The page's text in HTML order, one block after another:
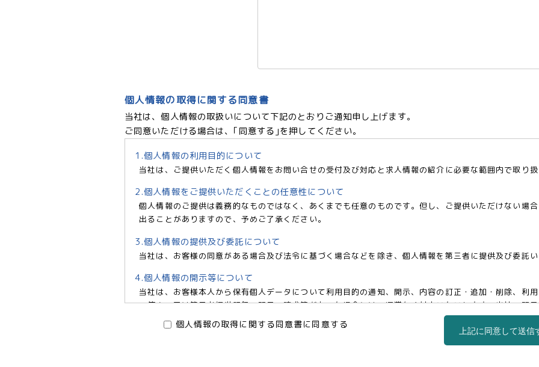
個人情報の取得に関する同意書
当社は、個人情報の取扱いについて下記のとおりご通知申し上げます。
ご同意いただける場合は、｢同意する｣を押してください。
1.個人情報の利用目的について
当社は、ご提供いただく個人情報をお問い合せの受付及び対応と求人情報の紹介に必要な範囲内で取り
2.個人情報をご提供いただくことの任意性について
個人情報のご提供は義務的なものではなく、あくまでも任意のものです。但し、ご提供いただけない場
出ることがありますので、予めご了承ください。
3.個人情報の提供及び委託について
当社は、お客様の同意がある場合及び法令に基づく場合などを除き、個人情報を第三者に提供及び委託
4.個人情報の開示等について
当社は、お客様本人から保有個人データについて利用目的の通知、開示、内容の訂正・追加・削除、利
の停止、又は第三者提供記録の開示の請求等があった場合には、遅滞なく対応いたいします。当社の
6966 e-mail:pv@mimaze.co.jp)までお申し出ください。
個人情報の取得に関する同意書に同意する 上記に同意して送信